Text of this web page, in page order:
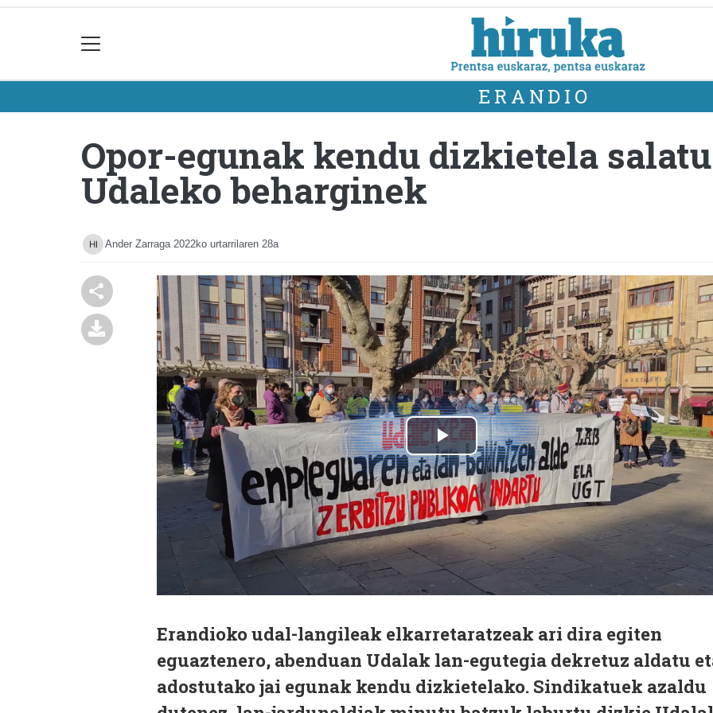
ERANDIO
Opor-egunak kendu dizkietela
Udaleko beharginek
Ander Zarraga 2022ko urtarrilaren 28a
Erandioko udal-langileak elkarretaratzeak ari dira egiten
eguaztenero, abenduan Udalak lan-egutegia dekretuz aldatu
adostutako jai egunak kendu dizkietelako. Sindikatuek azaldu